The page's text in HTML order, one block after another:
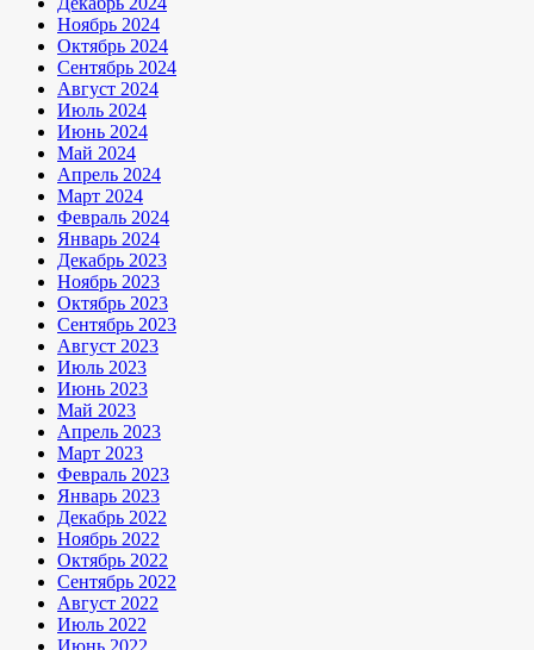
Ноябрь 2024
Октябрь 2024
Сентябрь 2024
Август 2024
Июль 2024
Июнь 2024
Май 2024
Апрель 2024
Март 2024
Февраль 2024
Январь 2024
Декабрь 2023
Ноябрь 2023
Октябрь 2023
Сентябрь 2023
Август 2023
Июль 2023
Июнь 2023
Май 2023
Апрель 2023
Март 2023
Февраль 2023
Январь 2023
Декабрь 2022
Ноябрь 2022
Октябрь 2022
Сентябрь 2022
Август 2022
Июль 2022
Июнь 2022